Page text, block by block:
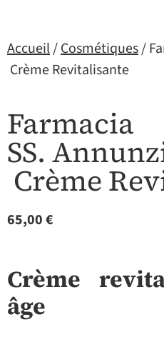
Accueil/Cosmétiques/
Crème Revitalisante
Farmacia
SS.
Crème
65,00€
Crème
âge